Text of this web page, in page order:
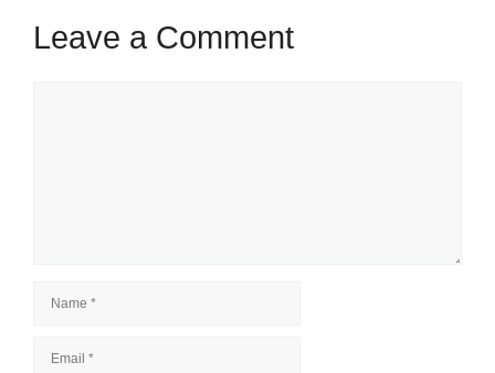
Leave a Comment